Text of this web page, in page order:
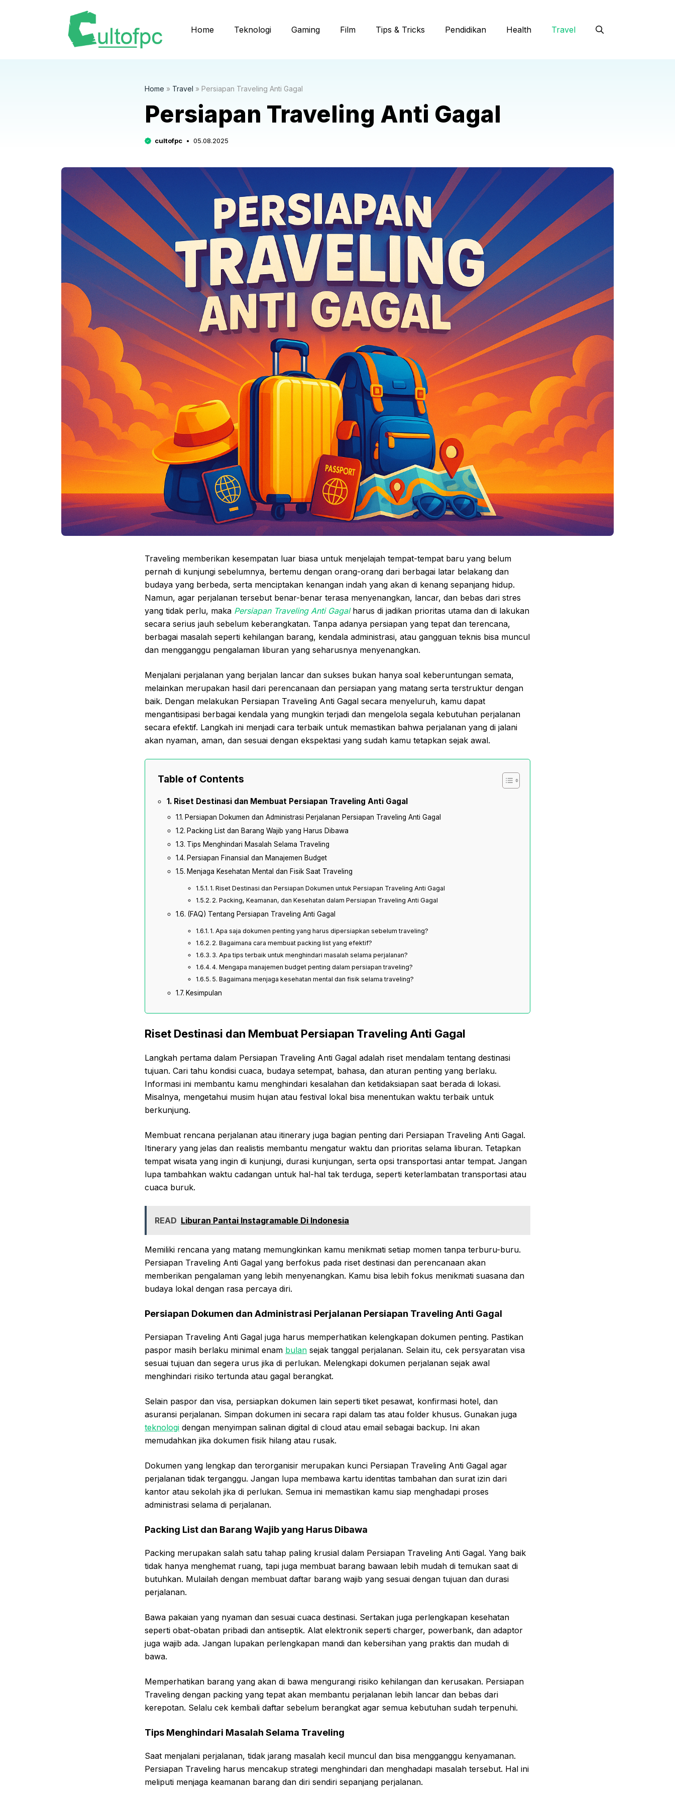
Home Teknologi Gaming Film Tips & Tricks Pendidikan Health Travel
Home » Travel » Persiapan Traveling Anti Gagal
Persiapan Traveling Anti Gagal
cultofpc 05.08.2025
Traveling memberikan kesempatan luar biasa untuk menjelajah tempat-tempat baru yang belum
pernah di kunjungi sebelumnya, bertemu dengan orang-orang dari berbagai latar belakang dan
budaya yang berbeda, serta menciptakan kenangan indah yang akan di kenang sepanjang hidup.
Namun, agar perjalanan tersebut benar-benar terasa menyenangkan, lancar, dan bebas dari stres
yang tidak perlu, maka Persiapan Traveling Anti Gagalharus di jadikan prioritas utama dan di lakukan
secara serius jauh sebelum keberangkatan. Tanpa adanya persiapan yang tepat dan terencana,
berbagai masalah seperti kehilangan barang, kendala administrasi, atau gangguan teknis bisa muncul
dan mengganggu pengalaman liburan yang seharusnya menyenangkan.
Menjalani perjalanan yang berjalan lancar dan sukses bukan hanya soal keberuntungan semata,
melainkan merupakan hasil dari perencanaan dan persiapan yang matang serta terstruktur dengan
baik. Dengan melakukan Persiapan Traveling Anti Gagal secara menyeluruh, kamu dapat
mengantisipasi berbagai kendala yang mungkin terjadi dan mengelola segala kebutuhan perjalanan
secara efektif. Langkah ini menjadi cara terbaik untuk memastikan bahwa perjalanan yang di jalani
akan nyaman, aman, dan sesuai dengan ekspektasi yang sudah kamu tetapkan sejak awal.
Table of Contents
Riset Destinasi dan Membuat Persiapan Traveling Anti Gagal
Persiapan Dokumen dan Administrasi Perjalanan Persiapan Traveling Anti Gagal
Packing List dan Barang Wajib yang Harus Dibawa
Tips Menghindari Masalah Selama Traveling
Persiapan Finansial dan Manajemen Budget
Menjaga Kesehatan Mental dan Fisik Saat Traveling
1. Riset Destinasi dan Persiapan Dokumen untuk Persiapan Traveling Anti Gagal
2. Packing, Keamanan, dan Kesehatan dalam Persiapan Traveling Anti Gagal
(FAQ) Tentang Persiapan Traveling Anti Gagal
1. Apa saja dokumen penting yang harus dipersiapkan sebelum traveling?
2. Bagaimana cara membuat packing list yang efektif?
3. Apa tips terbaik untuk menghindari masalah selama perjalanan?
4. Mengapa manajemen budget penting dalam persiapan traveling?
5. Bagaimana menjaga kesehatan mental dan fisik selama traveling?
Kesimpulan
Riset Destinasi dan Membuat Persiapan Traveling Anti Gagal
Langkah pertama dalam Persiapan Traveling Anti Gagal adalah riset mendalam tentang destinasi
tujuan. Cari tahu kondisi cuaca, budaya setempat, bahasa, dan aturan penting yang berlaku.
Informasi ini membantu kamu menghindari kesalahan dan ketidaksiapan saat berada di lokasi.
Misalnya, mengetahui musim hujan atau festival lokal bisa menentukan waktu terbaik untuk
berkunjung.
Membuat rencana perjalanan atau itinerary juga bagian penting dari Persiapan Traveling Anti Gagal.
Itinerary yang jelas dan realistis membantu mengatur waktu dan prioritas selama liburan. Tetapkan
tempat wisata yang ingin di kunjungi, durasi kunjungan, serta opsi transportasi antar tempat. Jangan
lupa tambahkan waktu cadangan untuk hal-hal tak terduga, seperti keterlambatan transportasi atau
cuaca buruk.
READ Liburan Pantai Instagramable Di Indonesia
Memiliki rencana yang matang memungkinkan kamu menikmati setiap momen tanpa terburu-buru.
Persiapan Traveling Anti Gagal yang berfokus pada riset destinasi dan perencanaan akan
memberikan pengalaman yang lebih menyenangkan. Kamu bisa lebih fokus menikmati suasana dan
budaya lokal dengan rasa percaya diri.
Persiapan Dokumen dan Administrasi Perjalanan Persiapan Traveling Anti Gagal
Persiapan Traveling Anti Gagal juga harus memperhatikan kelengkapan dokumen penting. Pastikan
paspor masih berlaku minimal enam bulan sejak tanggal perjalanan. Selain itu, cek persyaratan visa
sesuai tujuan dan segera urus jika di perlukan. Melengkapi dokumen perjalanan sejak awal
menghindari risiko tertunda atau gagal berangkat.
Selain paspor dan visa, persiapkan dokumen lain seperti tiket pesawat, konfirmasi hotel, dan
asuransi perjalanan. Simpan dokumen ini secara rapi dalam tas atau folder khusus. Gunakan juga
teknologi dengan menyimpan salinan digital di cloud atau email sebagai backup. Ini akan
memudahkan jika dokumen fisik hilang atau rusak.
Dokumen yang lengkap dan terorganisir merupakan kunci Persiapan Traveling Anti Gagal agar
perjalanan tidak terganggu. Jangan lupa membawa kartu identitas tambahan dan surat izin dari
kantor atau sekolah jika di perlukan. Semua ini memastikan kamu siap menghadapi proses
administrasi selama di perjalanan.
Packing List dan Barang Wajib yang Harus Dibawa
Packing merupakan salah satu tahap paling krusial dalam Persiapan Traveling Anti Gagal. Yang baik
tidak hanya menghemat ruang, tapi juga membuat barang bawaan lebih mudah di temukan saat di
butuhkan. Mulailah dengan membuat daftar barang wajib yang sesuai dengan tujuan dan durasi
perjalanan.
Bawa pakaian yang nyaman dan sesuai cuaca destinasi. Sertakan juga perlengkapan kesehatan
seperti obat-obatan pribadi dan antiseptik. Alat elektronik seperti charger, powerbank, dan adaptor
juga wajib ada. Jangan lupakan perlengkapan mandi dan kebersihan yang praktis dan mudah di
bawa.
Memperhatikan barang yang akan di bawa mengurangi risiko kehilangan dan kerusakan. Persiapan
Traveling dengan packing yang tepat akan membantu perjalanan lebih lancar dan bebas dari
kerepotan. Selalu cek kembali daftar sebelum berangkat agar semua kebutuhan sudah terpenuhi.
Tips Menghindari Masalah Selama Traveling
Saat menjalani perjalanan, tidak jarang masalah kecil muncul dan bisa mengganggu kenyamanan.
Persiapan Traveling harus mencakup strategi menghindari dan menghadapi masalah tersebut. Hal ini
meliputi menjaga keamanan barang dan diri sendiri sepanjang perjalanan.